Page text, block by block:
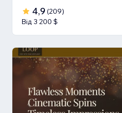
4,9 (209)
Від 3 200 $